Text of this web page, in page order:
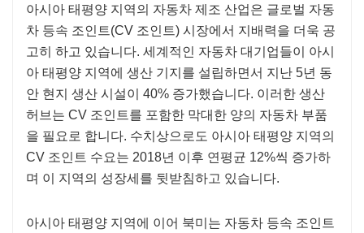
아시아 태평양 지역의 자동차 제조 산업은 글로벌 자동
차 등속 조인트(CV 조인트) 시장에서 지배력을 더욱 공
고히 하고 있습니다. 세계적인 자동차 대기업들이 아시
아 태평양 지역에 생산 기지를 설립하면서 지난 5년 동
안 현지 생산 시설이 40% 증가했습니다. 이러한 생산
허브는 CV 조인트를 포함한 막대한 양의 자동차 부품
을 필요로 합니다. 수치상으로도 아시아 태평양 지역의
CV 조인트 수요는 2018년 이후 연평균 12%씩 증가하
며 이 지역의 성장세를 뒷받침하고 있습니다.
아시아 태평양 지역에 이어 북미는 자동차 등속 조인트